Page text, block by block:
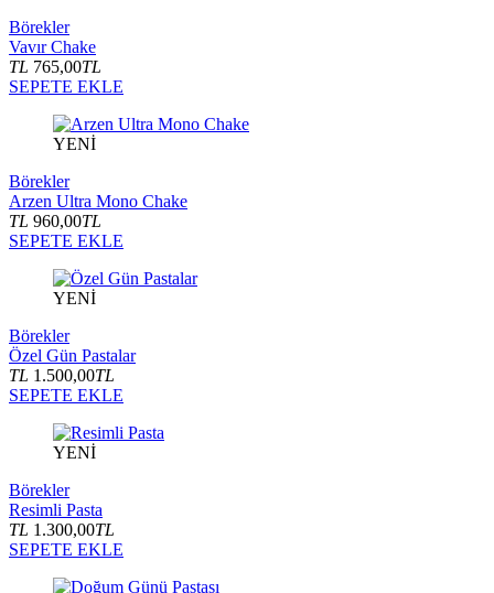
Börekler
Vavır Chake
TL 765,00TL
SEPETE EKLE
YENİ
Börekler
Arzen Ultra Mono Chake
TL 960,00TL
SEPETE EKLE
YENİ
Börekler
Özel Gün Pastalar
TL 1.500,00TL
SEPETE EKLE
YENİ
Börekler
Resimli Pasta
TL 1.300,00TL
SEPETE EKLE